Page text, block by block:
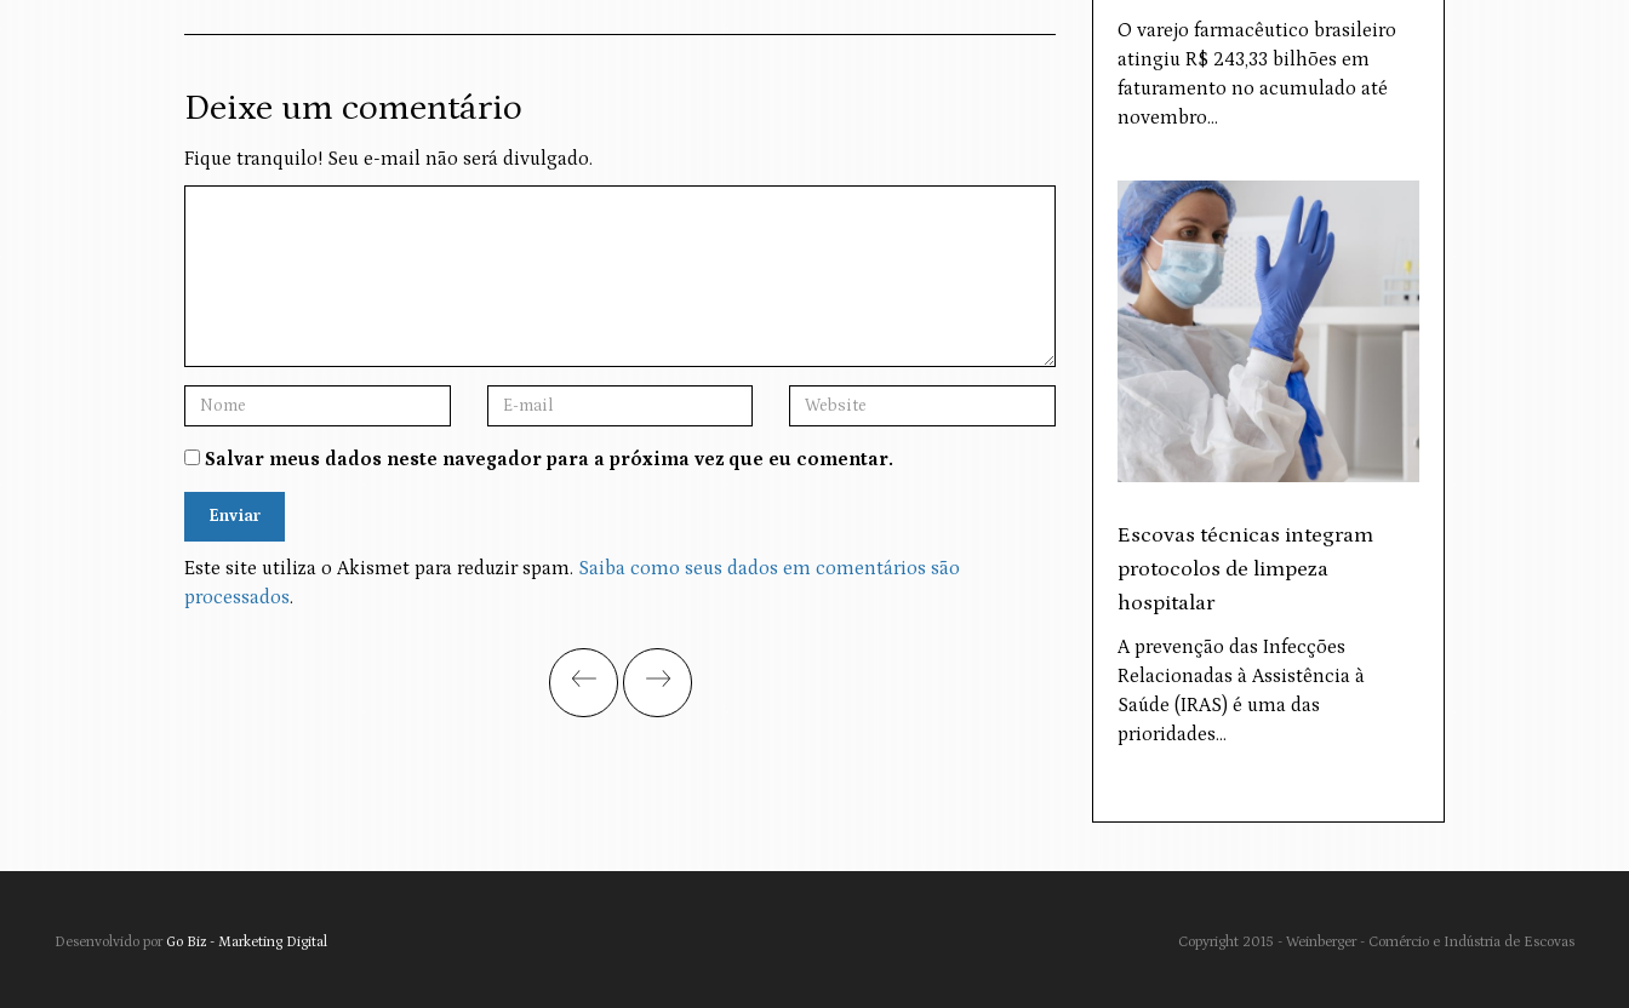
Deixe um comentário
Fique tranquilo! Seu e-mail não será divulgado.
Salvar meus dados neste navegador para a próxima vez que eu comentar.
Alternative:
Este site utiliza o Akismet para reduzir spam. Saiba como seus dados em comentários são
processados.
O varejo farmacêutico brasileiro
atingiu R$ 243,33 bilhões em
faturamento no acumulado até
novembro…
Escovas técnicas integram
protocolos de limpeza
hospitalar
A prevenção das Infecções
Relacionadas à Assistência à
Saúde (IRAS) é uma das
prioridades…
Desenvolvido por Go Biz - Marketing Digital Copyright 2015 - Weinberger - Comércio e Indústria de Escovas